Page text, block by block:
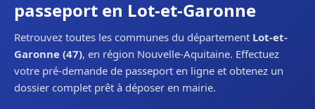
passeport en Lot-et-Garonne
Retrouvez toutes les communes du département Lot-et-
Garonne (47), en région Nouvelle-Aquitaine. Effectuez
votre pré-demande de passeport en ligne et obtenez un
dossier complet prêt à déposer en mairie.